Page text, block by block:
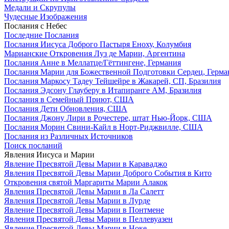
Медали и Скрупулы
Чудесные Изображения
Послания с Небес
Последние Послания
Послания Иисуса Доброго Пастыря Еноху, Колумбия
Марианские Откровения Луз де Марии, Аргентина
Послания Анне в Меллатце/Гёттингене, Германия
Послания Марии для Божественной Подготовки Сердец,
Послания Маркосу Тадеу Тейшейре в Жакарей, СП, Бразилия
Послания Эдсону Глауберу в Итапиранге AM, Бразилия
Послания в Семейный Приют, США
Послания Дети Обновления, США
Послания Джону Лири в Рочестере, штат Нью-Йорк, США
Послания Морин Свини-Кайл в Норт-Риджвилле, США
Послания из Различных Источников
Поиск посланий
Явления Иисуса и Марии
Явление Пресвятой Девы Марии в Караваджо
Явления Пресвятой Девы Марии Доброго События в Кито
Откровения святой Маргариты Марии Алакок
Явления Пресвятой Девы Марии в Ла Салетт
Явления Пресвятой Девы Марии в Лурде
Явление Пресвятой Девы Марии в Понтмене
Явления Пресвятой Девы Марии в Пеллевуазен